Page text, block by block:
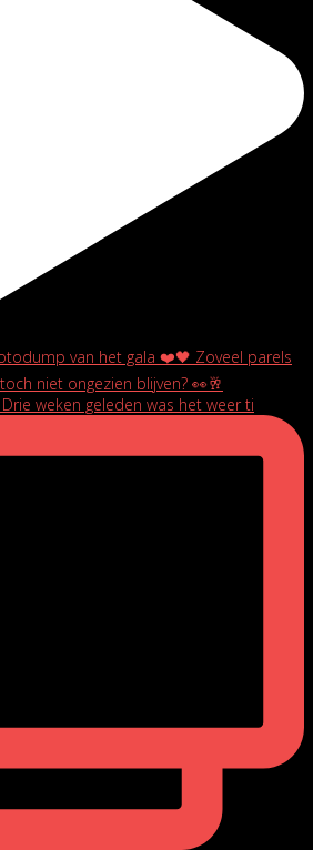
weken geleden was het weer ti